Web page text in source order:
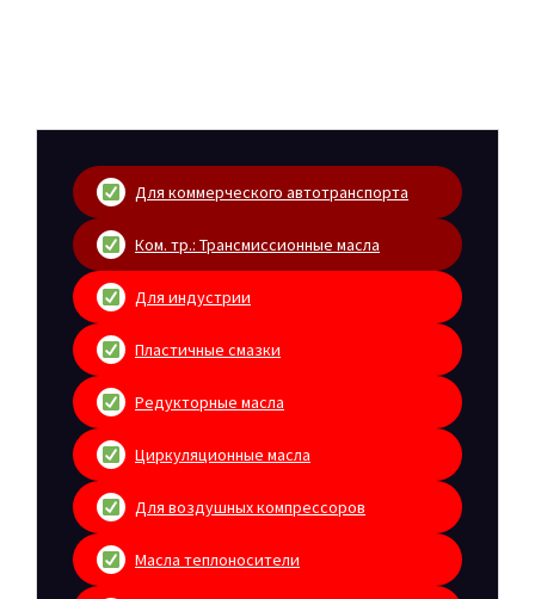
Для коммерческого автотранспорта
Ком. тр.: Трансмиссионные масла
Для индустрии
Пластичные смазки
Редукторные масла
Циркуляционные масла
Для воздушных компрессоров
Масла теплоносители